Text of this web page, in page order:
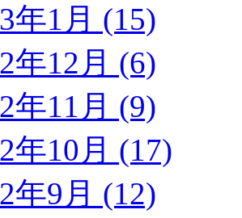
年1月 (15)
年12月 (6)
年11月 (9)
年10月 (17)
年9月 (12)